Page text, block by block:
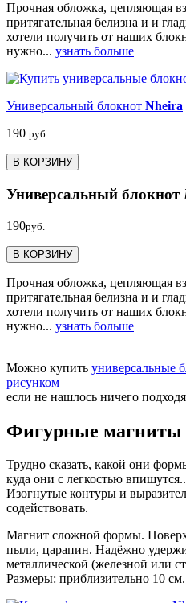
Прочная обложка, цепляющая
притягательная белизна и и
хотели получить от наших
нужно... узнать больше
Универсальный блокнот Nheira
190 руб.
В КОРЗИНУ
Универсальный блокнот
190руб.
В КОРЗИНУ
Прочная обложка, цепляющая
притягательная белизна и и
хотели получить от наших
нужно... узнать больше
Можно купить универсальные
рисунком
если не нашлось ничего
Фигурные магниты
Трудно сказать, какой они
куда они с легкостью
Изогнутые контуры и
содействовать.
Магнит сложной формы.
пыли, царапин. Надёжно
металлической (железной или
Размеры: приблизительно 10 см.